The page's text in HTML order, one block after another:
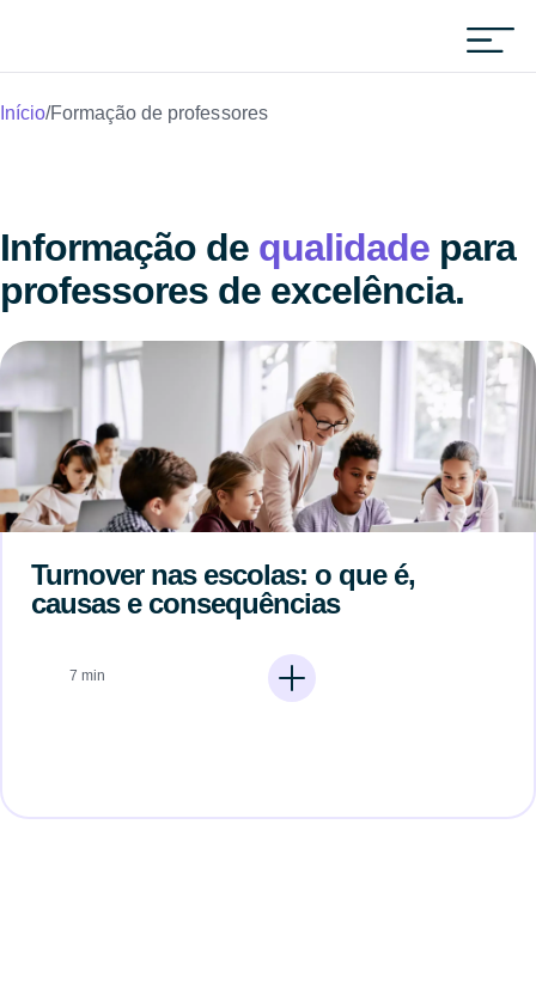
Início/Formação de professores
Informação de qualidade para
professores de excelência.
Turnover nas escolas: o que é,
causas e consequências
7 min